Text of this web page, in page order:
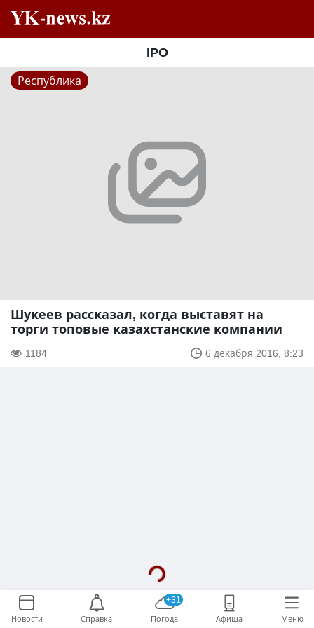
IPO
Республика
Шукеев рассказал, когда выставят на
торги топовые казахстанские компании
1184 6 декабря 2016, 8:23
Новости Справка
+31
Погода Афиша Меню